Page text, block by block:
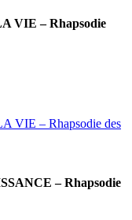
VIE – Rhapsodie
– Rhapsodie